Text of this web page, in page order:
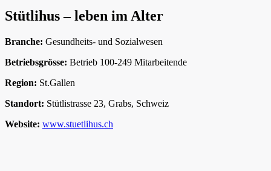
Stütlihus – leben im Alter
Branche: Gesundheits- und Sozialwesen
Betriebsgrösse: Betrieb 100-249 Mitarbeitende
Region: St.Gallen
Standort: Stütlistrasse 23, Grabs, Schweiz
Website: www.stuetlihus.ch